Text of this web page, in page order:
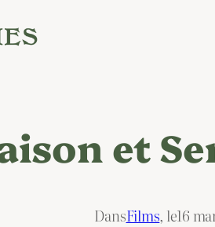
et
DansFilms, le16